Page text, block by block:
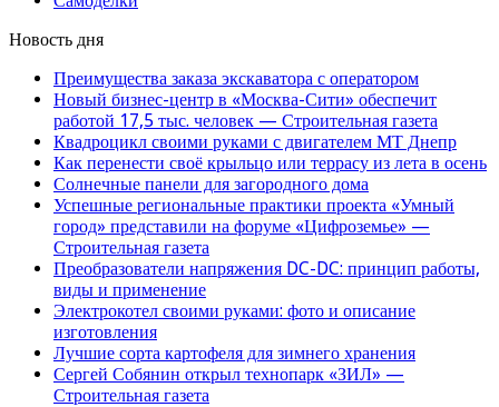
Новость дня
Преимущества заказа экскаватора с оператором
Новый бизнес-центр в «Москва-Сити» обеспечит
работой 17,5 тыс. человек — Строительная газета
Квадроцикл своими руками с двигателем МТ Днепр
Как перенести своё крыльцо или террасу из лета в осень
Солнечные панели для загородного дома
Успешные региональные практики проекта «Умный
город» представили на форуме «Цифроземье» —
Строительная газета
Преобразователи напряжения DC-DC: принцип работы,
виды и применение
Электрокотел своими руками: фото и описание
изготовления
Лучшие сорта картофеля для зимнего хранения
Сергей Собянин открыл технопарк «ЗИЛ» —
Строительная газета